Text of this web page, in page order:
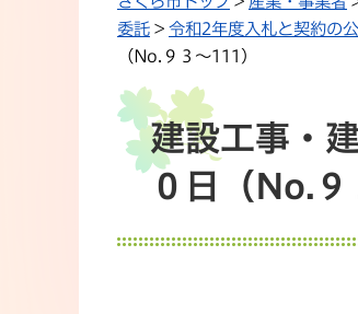
委託 > 令和2年度入札と契約の
（No.９３～111）
建設工事・
０日（No.９